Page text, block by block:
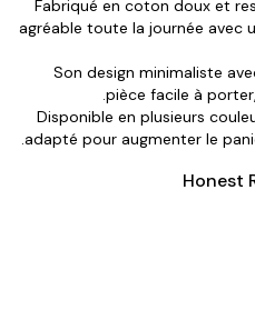
Fabriqué en coton doux et
agréable toute la journée avec
Son design minimaliste
pièce facile à
Disponible en plusieurs
adapté pour augmenter le
Honest